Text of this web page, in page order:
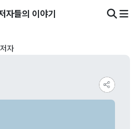
자들의 이야기
자